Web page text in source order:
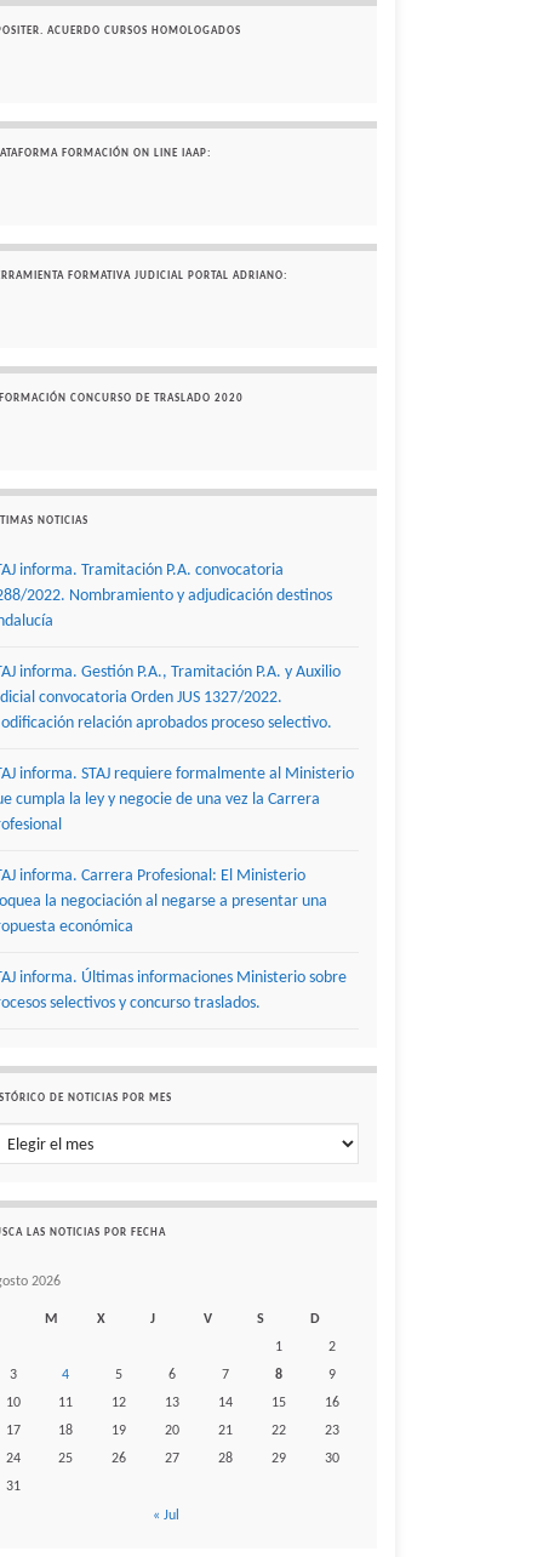
ACUERDO CURSOS HOMOLOGADOS
FORMACIÓN ON LINE IAAP:
FORMATIVA JUDICIAL PORTAL ADRIANO:
CONCURSO DE TRASLADO 2020
NOTICIAS
informa. Tramitación P.A. convocatoria
2022. Nombramiento y adjudicación destinos
informa. Gestión P.A., Tramitación P.A. y Auxilio
convocatoria Orden JUS 1327/2022.
relación aprobados proceso selectivo.
informa. STAJ requiere formalmente al Ministerio
cumpla la ley y negocie de una vez la Carrera
informa. Carrera Profesional: El Ministerio
la negociación al negarse a presentar una
económica
informa. Últimas informaciones Ministerio sobre
selectivos y concurso traslados.
DE NOTICIAS POR MES
de noticias por mes
LAS NOTICIAS POR FECHA
2026
M X J V S
D
1
2
3
4 5 6 7 8
9
10
11 12 13 14 15
16
17
18 19 20 21 22
23
24
25 26 27 28 29
30
31
« Jul